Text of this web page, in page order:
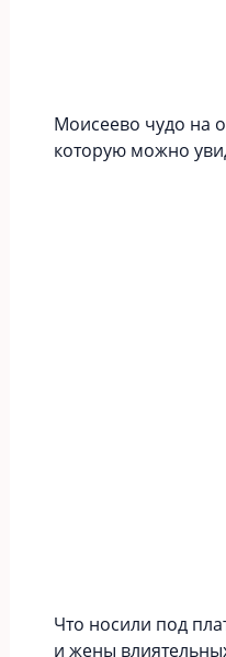
Моисеево чудо на
которую можно
Что носили под
и жены